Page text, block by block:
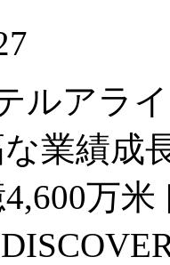
ルアラ
業績成
4,600万